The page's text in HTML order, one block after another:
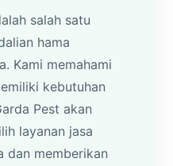
salah satu
hama
Kami memahami
kebutuhan
Pest akan
layanan jasa
dan memberikan